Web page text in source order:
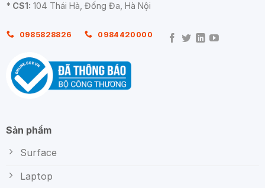
* CS1: 104 Thái Hà, Đống Đa, Hà Nội
0985828826 0984420000
Sản phẩm
Surface
Laptop